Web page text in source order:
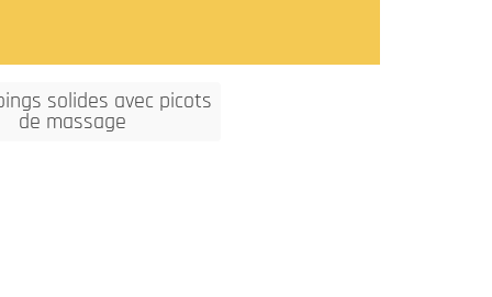
solides avec picots
de massage